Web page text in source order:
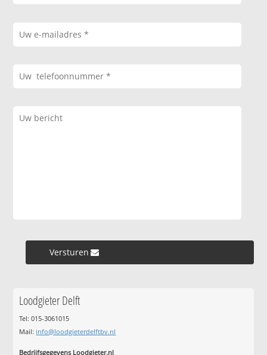
Versturen »
Loodgieter Delft
Tel: 015-3061015
Mail: info@loodgieterdelftbv.nl
Bedrijfsgegevens Loodgieter.nl